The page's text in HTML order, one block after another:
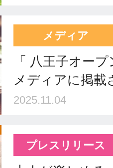
メディア
「 八王子オー
メディアに掲載
2025.11.04
プレスリリース